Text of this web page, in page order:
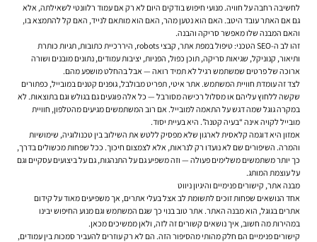
לחשיבה רחבה על חוויה. מנועי חיפוש בודקים היום לא רק אם עמוד רלוונטי לשאילתה, אלא
גם אם האתר עובד היטב. האם הוא נטען מהר, האם הוא מותאם לנייד, האם קל להתמצא בו,
והאם המבנה שלו מאפשר סריקה והבנה.
זהו לב ה-SEO הטכני: טיפול במפת אתר, קבצי robots, היררכיית כתובות, תגיות כותרת
ותיאור, קנוניקל, שגיאות סריקה, תוכן כפול, הפניות, יציבות עמודים, נתונים מובנים ושורה
ארוכה של פרטים שמשתמש רגיל לא תמיד רואה — אבל בהחלט מושפע מהם.
לצד זה עומדת חוויית המשתמש. אתר איטי, תפריט מבולבל, גופנים קטנים במובייל, כפתורים
שקשה ללחוץ עליהם או מסלול רכישה מסורבל — כל אלה פוגעים גם בגולש וגם בתוצאות. לא
במקרה גוגל שמה דגש על התאמה למובייל. אם רוב המשתמשים מגיעים מהטלפון, חוויית
מובייל לקויה אינה “בעיה קטנה”. היא בעיית יסוד.
אמזון היא דוגמה קלאסית לארגון שלא מפסיק ללטש את השילוב בין טכנולוגיה, שימושיות
והמרה. השיפורים שם לא נועדו רק לנראות, אלא לצמצום חיכוך. ככל שפחות מכשולים בדרך,
כך יותר משתמשים משלימים פעולה — וזה משפיע גם על התנהגות, גם על ביצועים עסקיים וגם
על עוצמת המותג.
מבנה אתר, קישורים פנימיים והיגיון ניווט
אחד הנושאים שפחות זוכים לתשומת לב אצל בעלי אתרים, אך משפיעים מאוד על קידום
אתרים בגוגל, הוא מבנה האתר. אתר טוב בנוי כך שגם המשתמש וגם מנוע החיפוש יבינו
במהירות מה חשוב, איך נושאים קשורים זה לזה, ולאן ממשיכים מכאן.
קישורים פנימיים הם חלק מהותי מהסיפור הזה. הם לא רק עוזרים להעביר סמכות בין עמודים,